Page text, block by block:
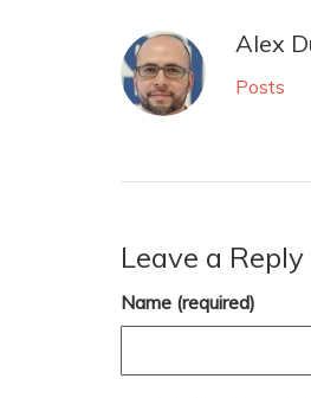
Alex
Posts
Leave a Reply
Name (required)